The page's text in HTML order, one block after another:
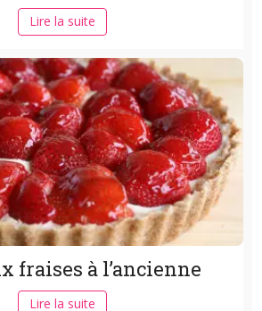
Lire la suite
fraises à l’ancienne
Lire la suite